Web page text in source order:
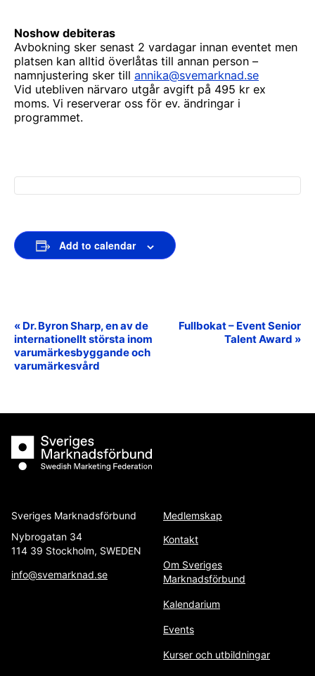
Noshow debiteras
Avbokning sker senast 2 vardagar innan eventet men
platsen kan alltid överlåtas till annan person –
namnjustering sker till annika@svemarknad.se
Vid utebliven närvaro utgår avgift på 495 kr ex
moms. Vi reserverar oss för ev. ändringar i
programmet.
Add to calendar
Event
Navigation
« Dr. Byron Sharp, en av de
internationellt största inom
varumärkesbyggande och
varumärkesvård
Fullbokat – Event Senior
Talent Award »
Sveriges Marknadsförbund
Sveriges Marknadsförbund
Nybrogatan 34
114 39 Stockholm, SWEDEN
info@svemarknad.se
Medlemskap
Kontakt
Om Sveriges
Marknadsförbund
Kalendarium
Events
Kurser och utbildningar